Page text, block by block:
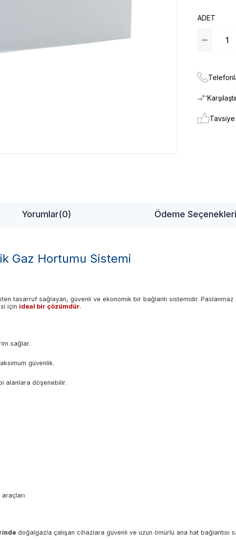
ADET
Tavsiye
Yorumlar(0) Ödeme Seçenekleri
Gaz Hortumu Sistemi
tasarruf sağlayan, güvenli ve ekonomik bir bağlantı sistemidir.
için ideal bir çözümdür.
sağlar.
güvenlik.
alanlara döşenebilir.
doğalgazla çalışan cihazlara güvenli ve uzun ömürlü ana hat bağlantısı